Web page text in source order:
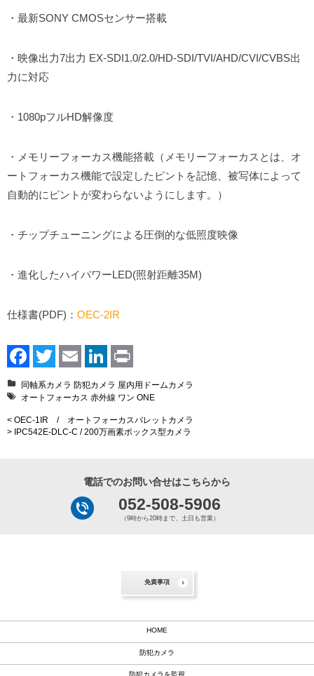
・最新SONY CMOSセンサー搭載
・映像出力7出力 EX-SDI1.0/2.0/HD-SDI/TVI/AHD/CVI/CVBS出
力に対応
・1080pフルHD解像度
・メモリーフォーカス機能搭載（メモリーフォーカスとは、オ
ートフォーカス機能で設定したピントを記憶、被写体によって
自動的にピントが変わらないようにします。）
・チップチューニングによる圧倒的な低照度映像
・進化したハイパワーLED(照射距離35M)
仕様書(PDF)： OEC-2IR
FacebookTwitter Email LinkedInPrint
同軸系カメラ 防犯カメラ 屋内用ドームカメラ
オートフォーカス 赤外線 ワン ONE
< OEC-1IR / オートフォーカスバレットカメラ
> IPC542E-DLC-C / 200万画素ボックス型カメラ
電話でのお問い合せはこちらから
052-508-5906
（9時から20時まで、土日も営業）
免責事項
HOME
防犯カメラ